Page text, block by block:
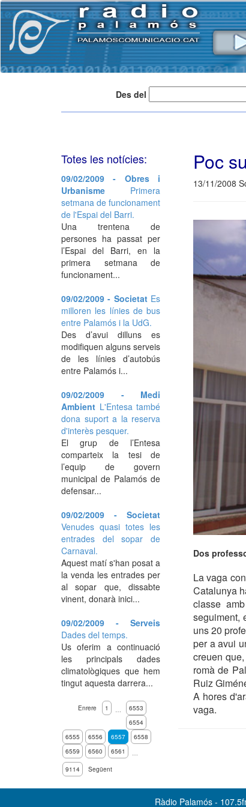
Des del
Poc
13/11/2008
Dos
La vaga
Catalunya
classe
seguiment,
uns 20
per a avui
creuen
romà de
Ruiz
A hores
vaga.
Totes les notícies:
09/02/2009 - Obres i
Urbanisme Primera
setmana de funcionament
de l'Espai del Barri.
Una trentena de
persones ha passat per
l’Espai del Barri, en la
primera setmana de
funcionament...
09/02/2009 - Societat Es
milloren les línies de bus
entre Palamós i la UdG.
Des d’avui dilluns es
modifiquen alguns serveis
de les línies d’autobús
entre Palamós i...
09/02/2009 - Medi
Ambient L'Entesa també
dona suport a la reserva
d'interès pesquer.
El grup de l’Entesa
comparteix la tesi de
l’equip de govern
municipal de Palamós de
defensar...
09/02/2009 - Societat
Venudes quasi totes les
entrades del sopar de
Carnaval.
Aquest matí s'han posat a
la venda les entrades per
al sopar que, dissabte
vinent, donarà inici...
09/02/2009 - Serveis
Dades del temps.
Us oferim a continuació
les principals dades
climatològiques que hem
tingut aquesta darrera...
Enrere 1 …
6553
6554
6555
6556 6557
6558
6559
6560 6561
…
9114
Següent
Ràdio Palamós -